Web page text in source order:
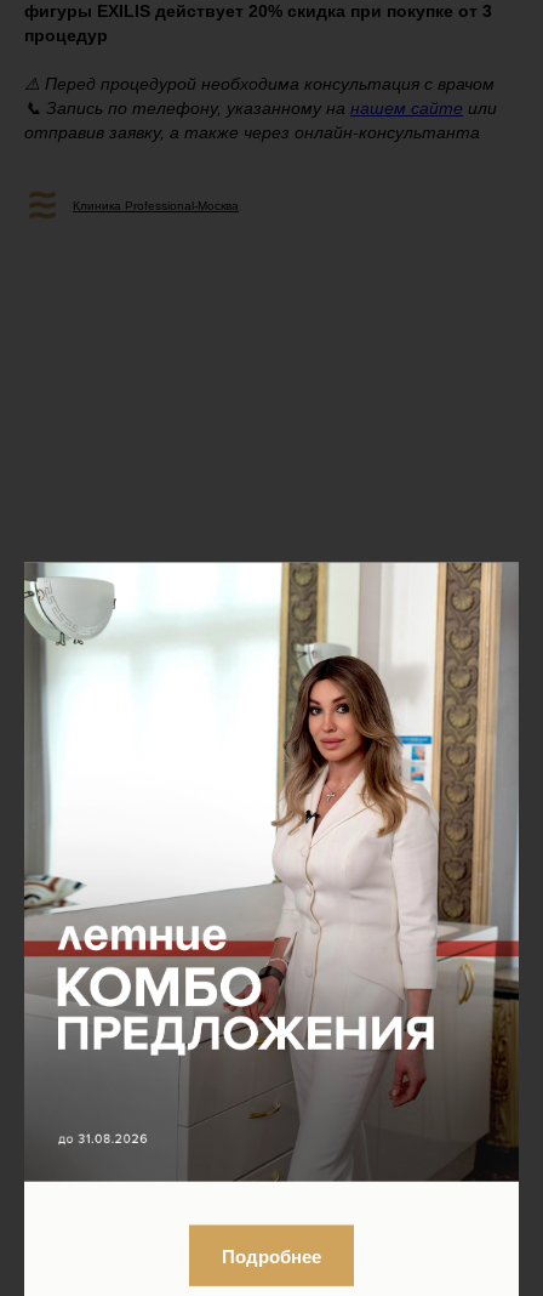
фигуры EXILIS действует 20% скидка при покупке от 3
процедур
⚠️ Перед процедурой необходима консультация с врачом
📞 Запись по телефону, указанному на нашем сайте или
отправив заявку, а также через онлайн-консультанта
Клиника Professional-Москва
Подробнее